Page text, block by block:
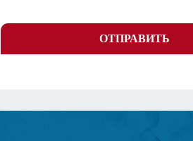
ОТПРАВИТЬ